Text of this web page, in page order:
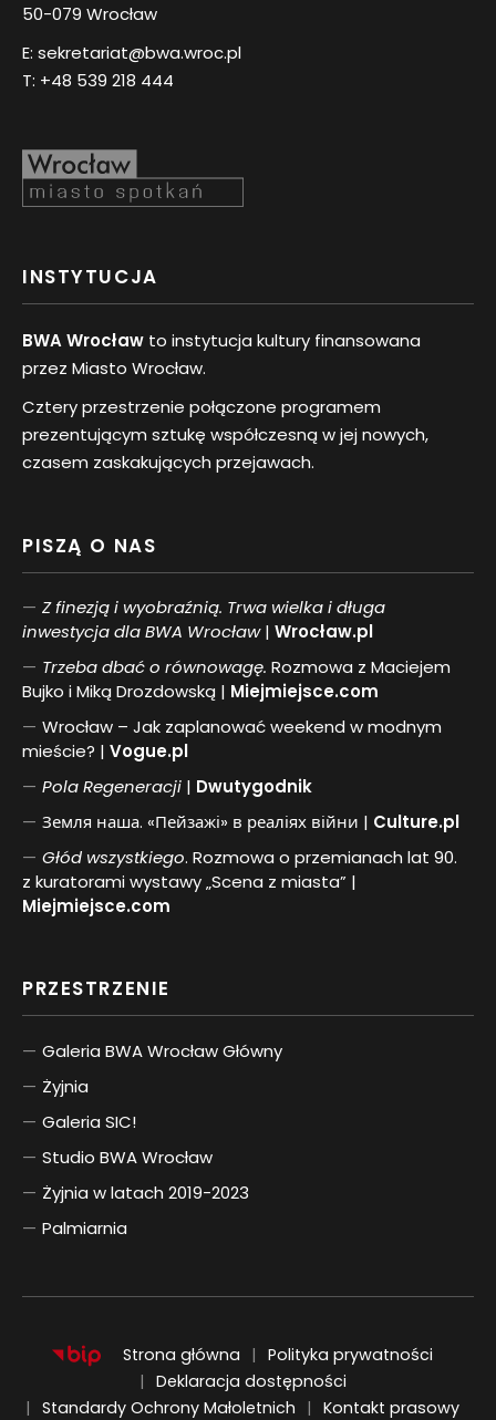
50-079 Wrocław
E: sekretariat@bwa.wroc.pl
T: +48 539 218 444
INSTYTUCJA
BWA Wrocław to instytucja kultury finansowana
przez Miasto Wrocław.
Cztery przestrzenie połączone programem
prezentującym sztukę współczesną w jej nowych,
czasem zaskakujących przejawach.
PISZĄ O NAS
Z finezją i wyobraźnią. Trwa wielka i długa
inwestycja dla BWA Wrocław| Wrocław.pl
Trzeba dbać o równowagę. Rozmowa z Maciejem
Bujko i Miką Drozdowską | Miejmiejsce.com
Wrocław – Jak zaplanować weekend w modnym
mieście? | Vogue.pl
PolaRegeneracji | Dwutygodnik
Земля наша. «Пейзажі» в реаліях війни | Culture.pl
Głód wszystkiego. Rozmowa o przemianach lat 90.
z kuratorami wystawy „Scena z miasta” |
Miejmiejsce.com
PRZESTRZENIE
Galeria BWA Wrocław Główny
Żyjnia
Galeria SIC!
Studio BWA Wrocław
Żyjnia w latach 2019-2023
Palmiarnia
Strona główna
Polityka prywatności
Deklaracja dostępności
Standardy Ochrony Małoletnich
Kontakt prasowy